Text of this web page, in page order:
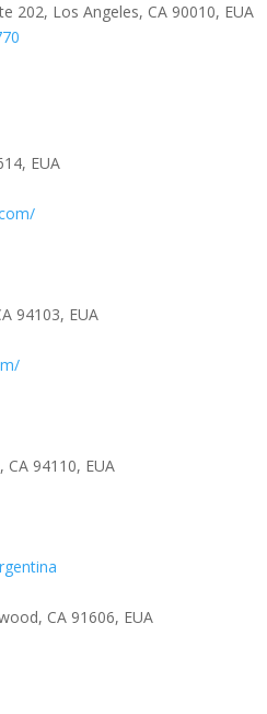
202, Los Angeles, CA 90010, EUA
EUA
94103, EUA
CA 94110, EUA
CA 91606, EUA